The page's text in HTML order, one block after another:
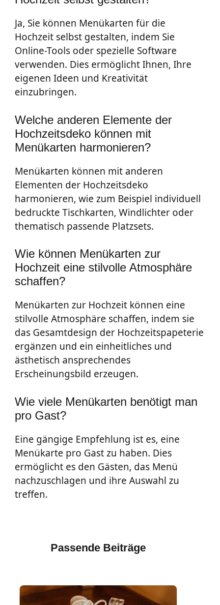
Ja, Sie können Menükarten für die
Hochzeit selbst gestalten, indem Sie
Online-Tools oder spezielle Software
verwenden. Dies ermöglicht Ihnen, Ihre
eigenen Ideen und Kreativität
einzubringen.
Welche anderen Elemente der
Hochzeitsdeko können mit
Menükarten harmonieren?
Menükarten können mit anderen
Elementen der Hochzeitsdeko
harmonieren, wie zum Beispiel individuell
bedruckte Tischkarten, Windlichter oder
thematisch passende Platzsets.
Wie können Menükarten zur
Hochzeit eine stilvolle Atmosphäre
schaffen?
Menükarten zur Hochzeit können eine
stilvolle Atmosphäre schaffen, indem sie
das Gesamtdesign der Hochzeitspapeterie
ergänzen und ein einheitliches und
ästhetisch ansprechendes
Erscheinungsbild erzeugen.
Wie viele Menükarten benötigt man
pro Gast?
Eine gängige Empfehlung ist es, eine
Menükarte pro Gast zu haben. Dies
ermöglicht es den Gästen, das Menü
nachzuschlagen und ihre Auswahl zu
treffen.
Passende Beiträge